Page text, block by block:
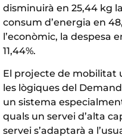
disminuirà en 25,44 kg
consum d’energia en
l’econòmic, la despesa
11,44%.
El projecte de mobilitat
les lògiques del
un sistema
quals un servei d’alta
servei s’adaptarà a